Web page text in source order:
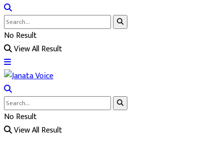
No Result
View All Result
No Result
View All Result